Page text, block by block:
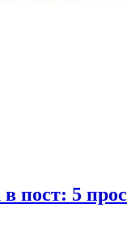
пост: 5